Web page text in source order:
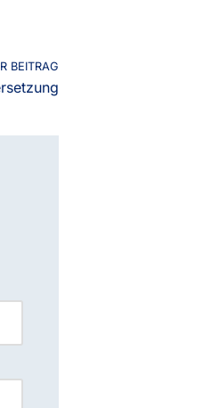
BEITRAG